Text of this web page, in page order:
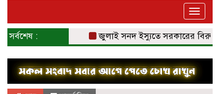
Toggle
সর্বশেষ : জুলাই সনদ ইস্যুতে সরকারের বিরুদ্ধে